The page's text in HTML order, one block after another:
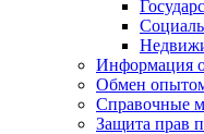
Информация
Обмен
Справочные
Защита прав